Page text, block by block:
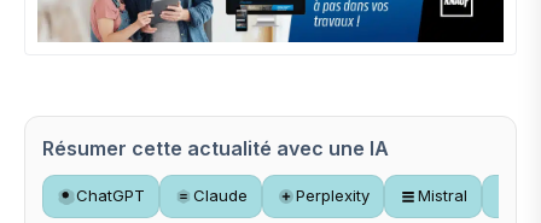
Résumer cette actualité avec une IA
ChatGPT Claude Perplexity Mistral